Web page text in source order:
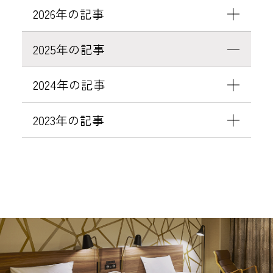
2026年の記事
2025年の記事
2024年の記事
2023年の記事